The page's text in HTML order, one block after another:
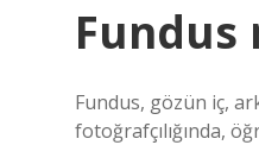
Fundus
Fundus, gözün iç,
fotoğrafçılığında,